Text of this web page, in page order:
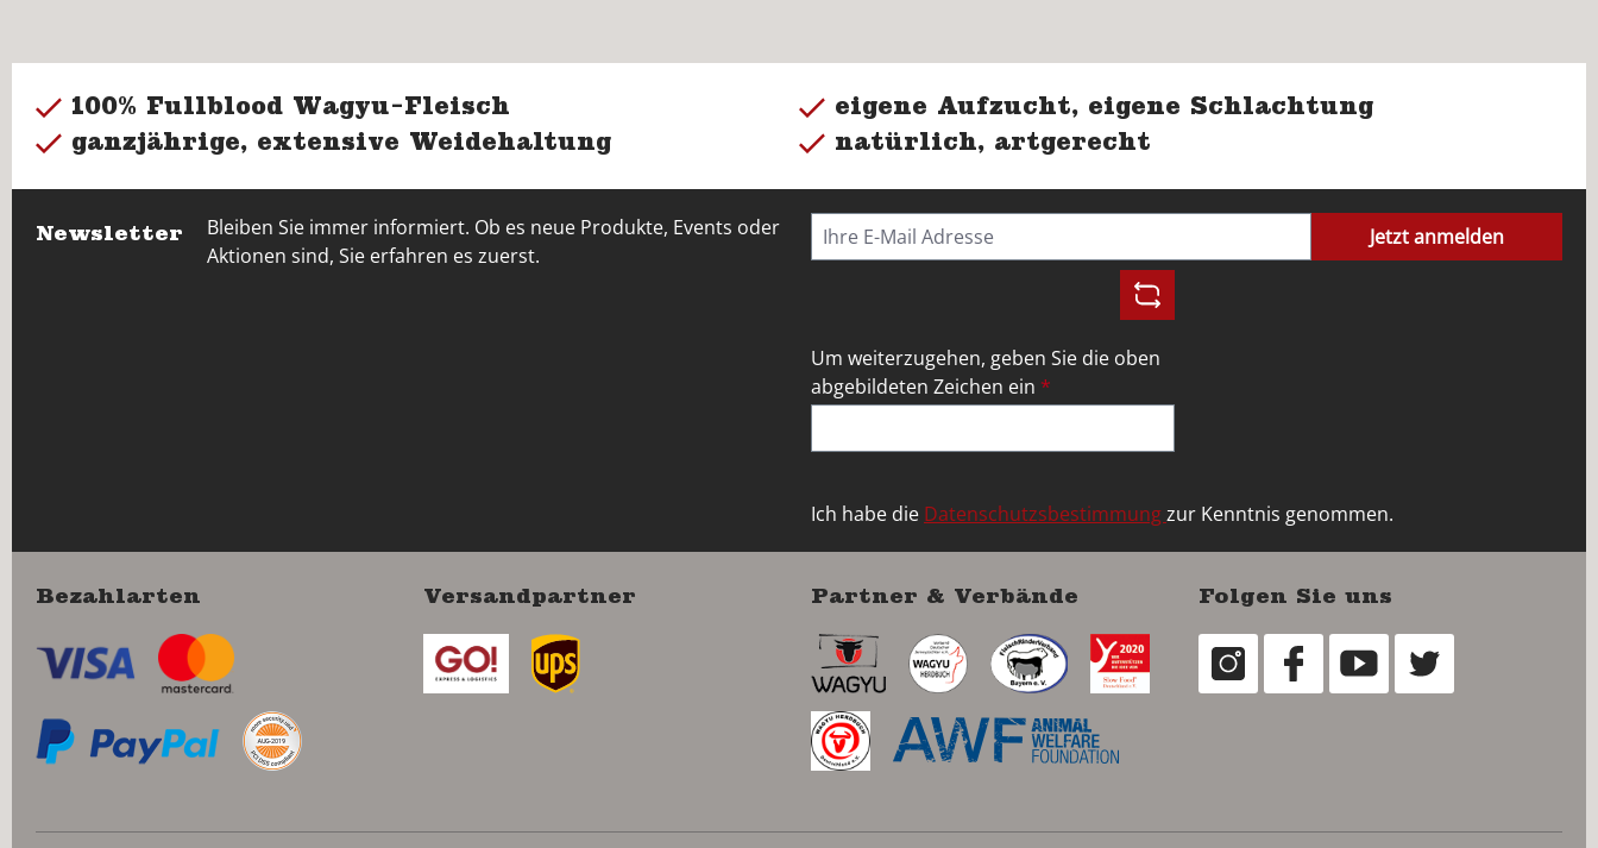
100% Fullblood Wagyu-Fleisch
eigene Aufzucht, eigene Schlachtung
ganzjährige, extensive Weidehaltung
natürlich, artgerecht
Newsletter
Bleiben Sie immer informiert. Ob es neue Produkte, Events oder
Aktionen sind, Sie erfahren es zuerst.
Jetzt anmelden
Um weiterzugehen, geben Sie die oben
abgebildeten Zeichen ein *
Ich habe die Datenschutzsbestimmungzur Kenntnis genommen.
Bezahlarten Versandpartner Partner & Verbände Folgen Sie uns